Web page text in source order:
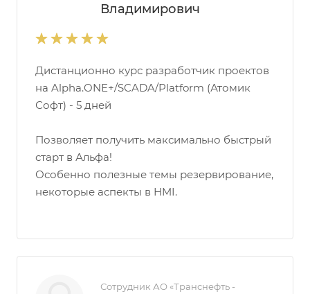
Владимирович
Дистанционно курс разработчик проектов
на Alpha.ONE+/SCADA/Platform (Атомик
Софт) - 5 дней
Позволяет получить максимально быстрый
старт в Альфа!
Особенно полезные темы резервирование,
некоторые аспекты в HMI.
Сотрудник АО «Транснефть -